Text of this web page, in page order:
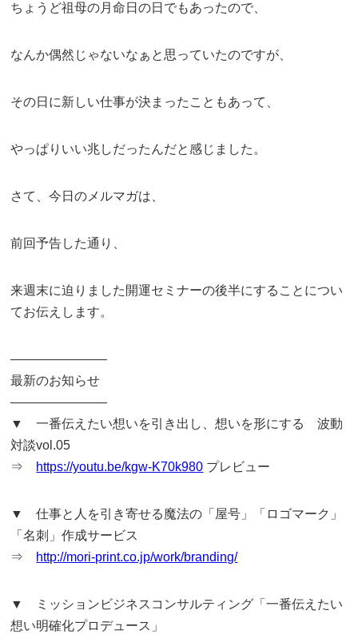
ちょうど祖母の月命日の日でもあったので、
なんか偶然じゃないなぁと思っていたのですが、
その日に新しい仕事が決まったこともあって、
やっぱりいい兆しだったんだと感じました。
さて、今日のメルマガは、
前回予告した通り、
来週末に迫りました開運セミナーの後半にすることについ
てお伝えします。
———————–
最新のお知らせ
———————–
▼ 一番伝えたい想いを引き出し、想いを形にする 波動
対談vol.05
⇒ https://youtu.be/kgw-K70k980 プレビュー
▼ 仕事と人を引き寄せる魔法の「屋号」「ロゴマーク」
「名刺」作成サービス
⇒ http://mori-print.co.jp/work/branding/
▼ ミッションビジネスコンサルティング「一番伝えたい
想い明確化プロデュース」